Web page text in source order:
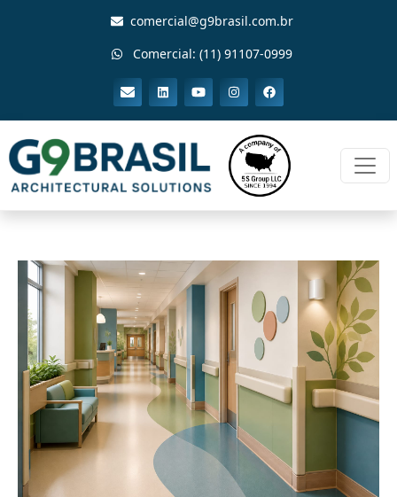
comercial@g9brasil.com.br
Comercial: (11) 91107-0999